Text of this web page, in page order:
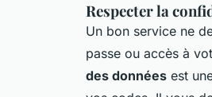
Respecter la
Un bon service ne
passe ou accès à
des données est